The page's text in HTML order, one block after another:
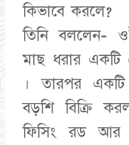
কিভাবে করলে?
তিনি বললেন-
মাছ ধরার একটি
। তারপর
বড়শি বিক্রি
ফিসিং রড আর